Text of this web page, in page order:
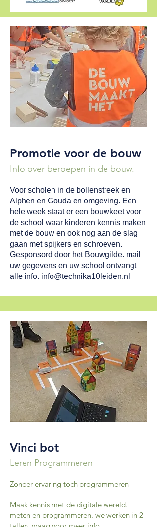
Promotie voor de bouw
Info over beroepen in de bouw.
Voor scholen in de bollenstreek en
Alphen en Gouda en omgeving. Een
hele week staat er een bouwkeet voor
de school waar kinderen kennis maken
met de bouw en ook nog aan de slag
gaan met spijkers en schroeven.
Gesponsord door het Bouwgilde. mail
uw gegevens en uw school ontvangt
alle info. info@technika10leiden.nl
Vinci bot
Leren Programmeren
Zonder ervaring toch programmeren
Maak kennis met de digitale wereld.
meten en programmeren. we werken in 2